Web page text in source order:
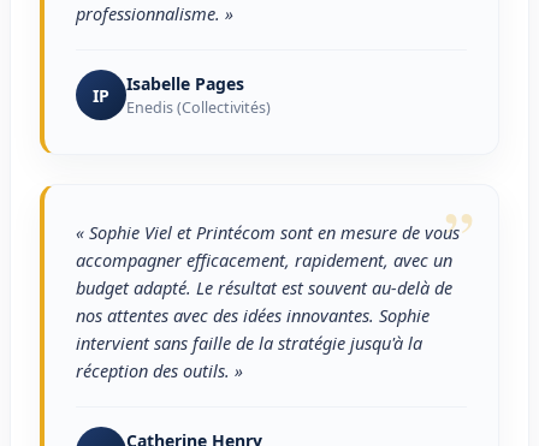
professionnalisme. »
IP Isabelle Pages
Enedis (Collectivités)
”
« Sophie Viel et Printécom sont en mesure de vous
accompagner efficacement, rapidement, avec un
budget adapté. Le résultat est souvent au-delà de
nos attentes avec des idées innovantes. Sophie
intervient sans faille de la stratégie jusqu'à la
réception des outils. »
Catherine Henry